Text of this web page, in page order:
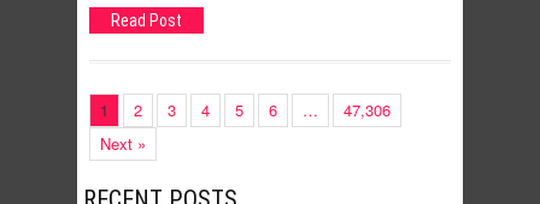
Read Post
1 2 3 4 5 6 …
47,306
Next »